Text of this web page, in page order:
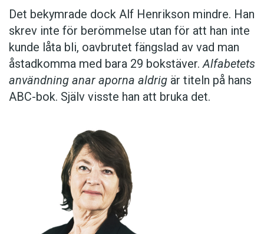
Det bekymrade dock Alf Henrikson mindre. Han
skrev inte för berömmelse utan för att han inte
kunde låta bli, oavbrutet fängslad av vad man
åstadkomma med bara 29 bokstäver.Alfabetets
användning anar aporna aldrig är titeln på hans
ABC-bok. Själv visste han att bruka det.